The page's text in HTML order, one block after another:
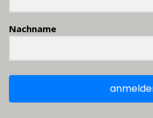
Nachname